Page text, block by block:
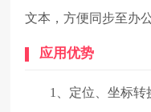
文本，方便同步至办
应用优势
1、定位、坐标